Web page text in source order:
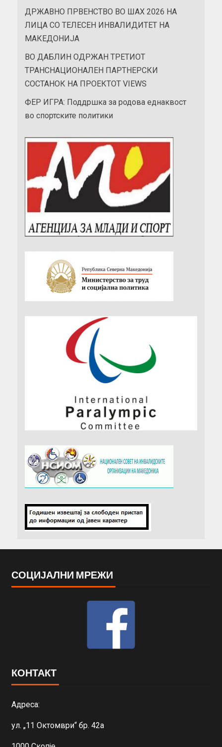
ДРЖАВНО ПРВЕНСТВО ВО ШАХ 2026 НА
ЛИЦА СО ТЕЛЕСЕН ИНВАЛИДИТЕТ НА
МАКЕДОНИЈА
ВО ДАБЛИН ОДРЖАН ТРЕТИОТ
ТРАНСНАЦИОНАЛЕН ПАРТНЕРСКИ
СОСТАНОК НА ПРОЕКТОТ VIEWS
ФЕР ИГРА: Поддршка за родова еднаквост
во спортските политики
СОЦИЈАЛНИ МРЕЖИ
КОНТАКТ
Адреса:
ул. „11 Октомври“ бр. 42а